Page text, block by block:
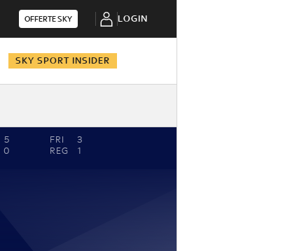
OFFERTE SKY LOGIN
SKY SPORT INSIDER
5
0
FRI
3
REG
1